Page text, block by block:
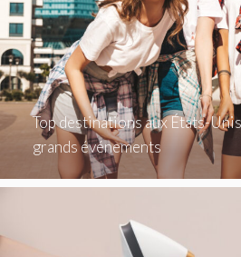
Top destinations aux États-
grands événements